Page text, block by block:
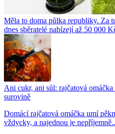
Měla to doma půlka republiky. Za
dnes sběratelé nabízejí až 50 000
Ani cukr, ani sůl: rajčatová
surovině
Domácí rajčatová omáčka umí
vždycky, a najednou je